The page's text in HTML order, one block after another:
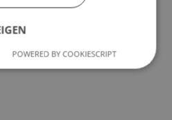
POWERED BY COOKIESCRIPT